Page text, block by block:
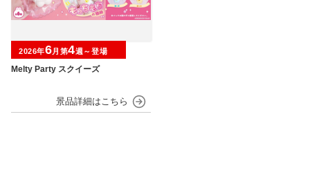
Melty Party スクイーズ
2026年6月第4週～登場